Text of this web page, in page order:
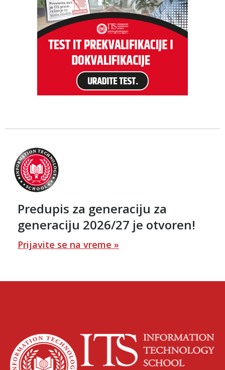
Predupis za generaciju za
generaciju 2026/27 je otvoren!
Prijavite se na vreme »